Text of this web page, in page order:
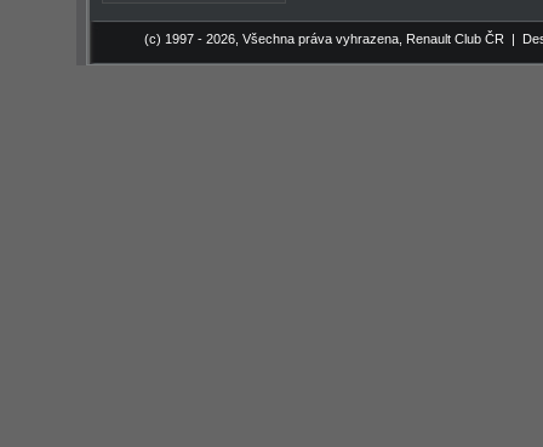
(c) 1997 - 2026, Všechna práva vyhrazena, Renault Club ČR |